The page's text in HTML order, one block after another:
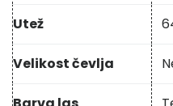
Utež
Velikost čevlja